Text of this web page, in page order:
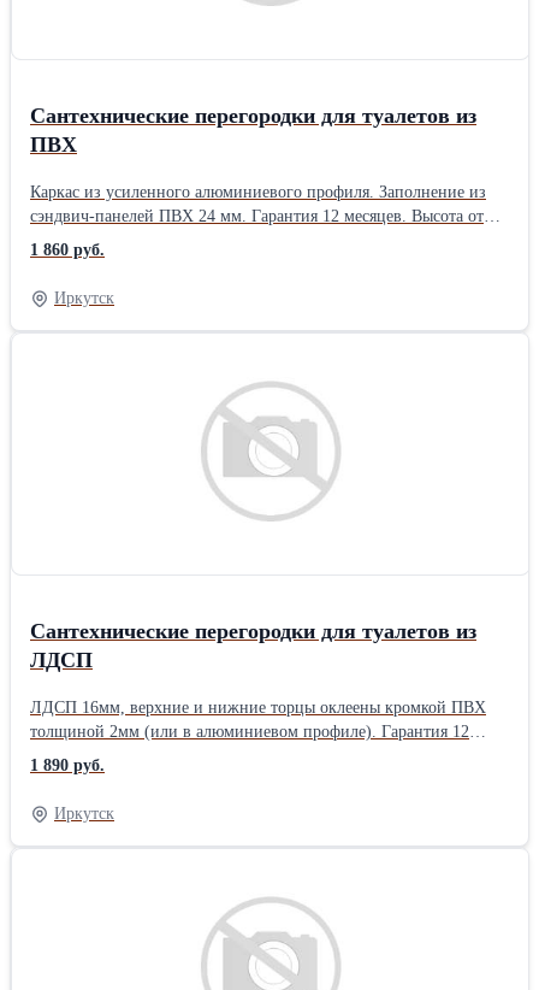
Сантехнические перегородки для туалетов из
ПВХ
Каркас из усиленного алюминиевого профиля. Заполнение из
сэндвич-панелей ПВХ 24 мм. Гарантия 12 месяцев. Высота от
пола: 150-200мм. Фурнитура: на выбор от эконом до премиум
класса. Гарантия 12 месяцев.Производитель: Собственное
производство Материал ограждения: ПВХ Форма ограждения:
Прямоугольная Способ установки: Напольный Поверхность
ограждения: Тонированная
1 860 руб.
Иркутск
Сантехнические перегородки для туалетов из
ЛДСП
ЛДСП 16мм, верхние и нижние торцы оклеены кромкой ПВХ
толщиной 2мм (или в алюминиевом профиле). Гарантия 12
месяцев. Высота от пола: 150-200мм. Ножки: стальные
регулируемые. Фурнитура: на выбор от эконом до премиум
класса.Производитель: Собственное производство Материал
ограждения: Ламинированный МДФ Форма ограждения:
Прямоугольная Способ установки: Напольный Поверхность
1 890 руб.
Иркутск